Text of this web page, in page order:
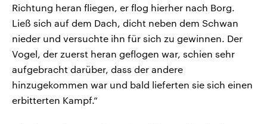
Richtung heran fliegen, er flog hierher nach Borg.
Ließ sich auf dem Dach, dicht neben dem Schwan
nieder und versuchte ihn für sich zu gewinnen. Der
Vogel, der zuerst heran geflogen war, schien sehr
aufgebracht darüber, dass der andere
hinzugekommen war und bald lieferten sie sich einen
erbitterten Kampf.“